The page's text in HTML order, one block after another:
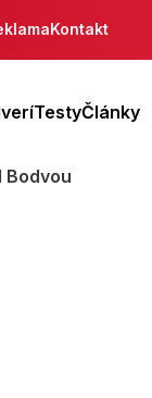
Kontakt
TestyČlánky
Bodvou